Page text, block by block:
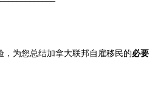
为您总结加拿大联邦自雇移民的必要